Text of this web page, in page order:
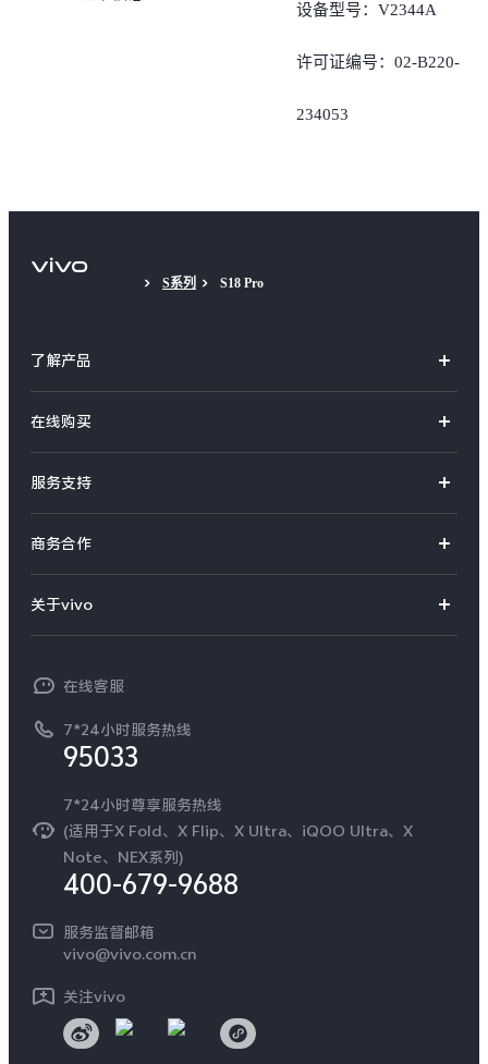
设备型号：V2344A
许可证编号：02-B220-
234053
S系列 S18 Pro
了解产品
S系列
Y系列
iQOO手机
T系列
NEX系列
在线购买
选购手机
选购配件
订单查询
服务支持
服务网点
查找手机
环保回收
安全公告
Log还原LUTs下载
vivo 办公套件
商务合作
开放平台
vivo 企业业务
廉正合规
国补营业执照
无线电发射设备销售备案
关于vivo
工作机会
新闻资讯
可持续发展
vivo 蔡司影像
开发者社区
在线客服
7*24小时服务热线
95033
7*24小时尊享服务热线
(适用于X Fold、X Flip、X Ultra、iQOO Ultra、X
Note、NEX系列)
400-679-9688
服务监督邮箱
vivo@vivo.com.cn
关注vivo